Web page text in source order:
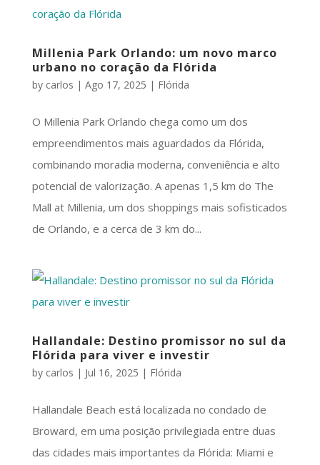
Millenia Park Orlando: um novo marco
urbano no coração da Flórida
by carlos | Ago 17, 2025 | Flórida
O Millenia Park Orlando chega como um dos
empreendimentos mais aguardados da Flórida,
combinando moradia moderna, conveniência e alto
potencial de valorização. A apenas 1,5 km do The
Mall at Millenia, um dos shoppings mais sofisticados
de Orlando, e a cerca de 3 km do...
Hallandale: Destino promissor no sul da
Flórida para viver e investir
by carlos | Jul 16, 2025 | Flórida
Hallandale Beach está localizada no condado de
Broward, em uma posição privilegiada entre duas
das cidades mais importantes da Flórida: Miami e